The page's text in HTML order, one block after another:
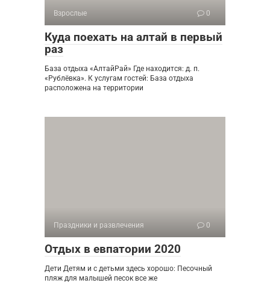
Взрослые 0
Куда поехать на алтай в первый
раз
База отдыха «АлтайРай» Где находится: д. п.
«Рублёвка». К услугам гостей: База отдыха
расположена на территории
Праздники и развлечения 0
Отдых в евпатории 2020
Дети Детям и с детьми здесь хорошо: Песочный
пляж для малышей песок все же